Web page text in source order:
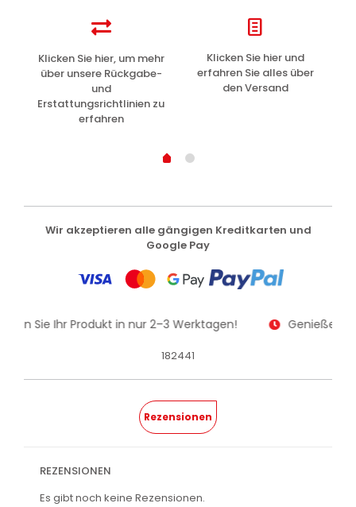
Klicken Sie hier, um mehr
über unsere Rückgabe-
und
Erstattungsrichtlinien zu
erfahren
Klicken Sie hier und
erfahren Sie alles über
den Versand
Wir akzeptieren alle gängigen Kreditkarten und
Google Pay
Sie Ihr Produkt in nur 2–3 Werktagen! Genießen
182441
Rezensionen
REZENSIONEN
Es gibt noch keine Rezensionen.